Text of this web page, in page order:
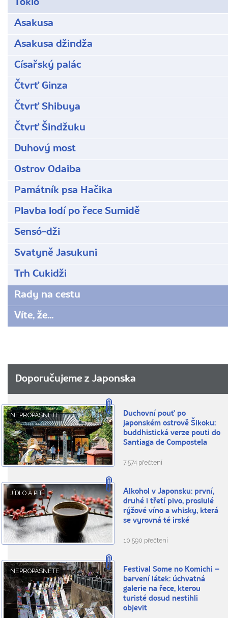
Tokio
Asakusa
Asakusa džindža
Císařský palác
Čtvrť Ginza
Čtvrť Shibuya
Čtvrť Šindžuku
Duhový most
Ostrov Odaiba
Památník psa Hačika
Plavba lodí po řece Sumidě
Sensó-dži
Svatyně Jasukuni
Trh Cukidži
Rady na cestu
Víte, že...
Doporučujeme z Japonska
NEPROPÁSNĚTE
Duchovní pouť po
japonském ostrově Šikoku:
buddhistická verze pouti do
Santiaga de Compostela
7.574 přečtení
JÍDLO A PITÍ
Alkohol v Japonsku: první,
druhé i třetí pivo, proslulé
rýžové víno a whisky, která
se vyrovná té irské
10.590 přečtení
NEPROPÁSNĚTE
Festival Some no Komichi –
barvení látek: úchvatná
galerie na řece, kterou
turisté dosud nestihli
objevit